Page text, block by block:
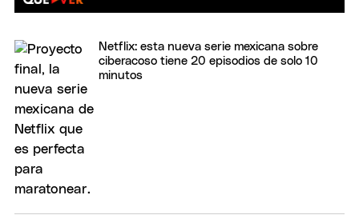
Netflix: esta nueva serie mexicana sobre
ciberacoso tiene 20 episodios de solo 10
minutos